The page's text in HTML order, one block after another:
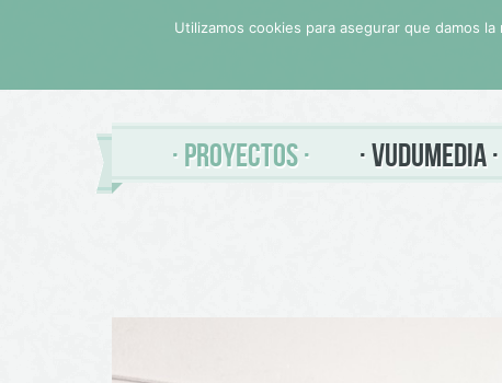
PROYECTOS VUDUMEDIA
Utilizamos cookies para asegurar que damos